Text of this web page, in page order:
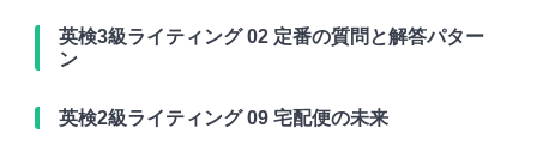
英検3級ライティング 02 定番の質問と解答パター
ン
英検2級ライティング 09 宅配便の未来